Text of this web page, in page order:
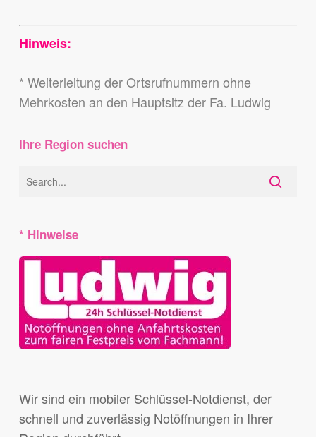
Hinweis:
* Weiterleitung der Ortsrufnummern ohne
Mehrkosten an den Hauptsitz der Fa. Ludwig
Ihre Region suchen
* Hinweise
Wir sind ein mobiler Schlüssel-Notdienst, der
schnell und zuverlässig Notöffnungen in Ihrer